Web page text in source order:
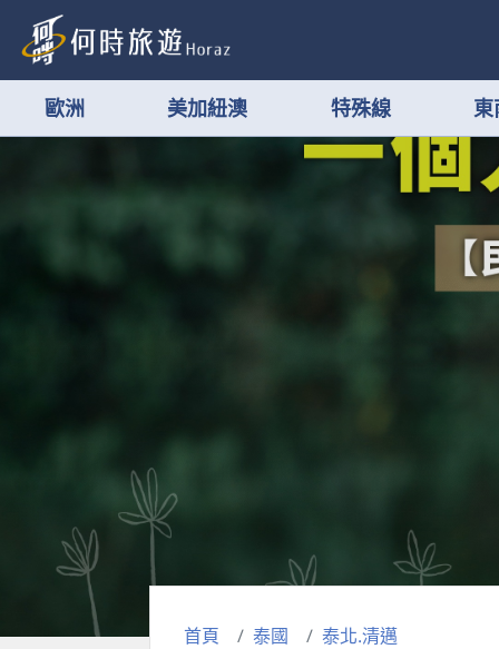
歐洲 美加紐澳 特殊線 東
首頁 泰國 泰北.清邁